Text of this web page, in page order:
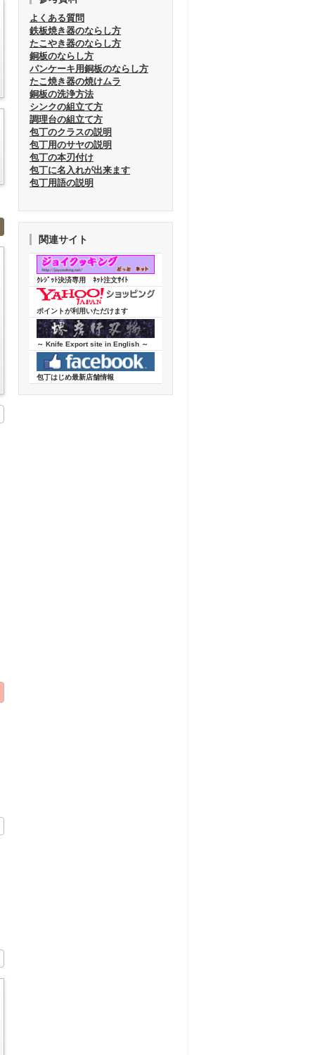
よくある質問
鉄板焼き器のならし方
たこやき器のならし方
銅板のならし方
パンケーキ用銅板のならし方
たこ焼き器の焼けムラ
銅板の洗浄方法
シンクの組立て方
調理台の組立て方
包丁のクラスの説明
包丁用のサヤの説明
包丁の本刃付け
包丁に名入れが出来ます
包丁用語の説明
関連サイト
ｸﾚｼﾞｯﾄ決済専用 ﾈｯﾄ注文ｻｲﾄ
ポイントが利用いただけます
～ Knife Export site in English ～
包丁はじめ最新店舗情報